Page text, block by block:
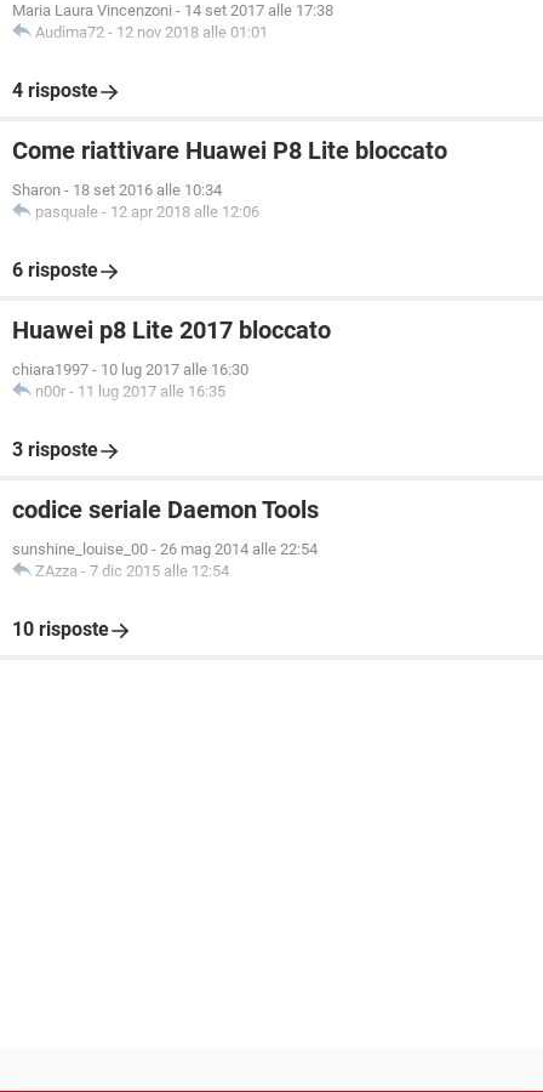
Maria Laura Vincenzoni - 14 set 2017 alle 17:38
Audima72 - 12 nov 2018 alle 01:01
4 risposte
Come riattivare Huawei P8 Lite bloccato
Sharon - 18 set 2016 alle 10:34
pasquale - 12 apr 2018 alle 12:06
6 risposte
Huawei p8 Lite 2017 bloccato
chiara1997 - 10 lug 2017 alle 16:30
n00r - 11 lug 2017 alle 16:35
3 risposte
codice seriale Daemon Tools
sunshine_louise_00 - 26 mag 2014 alle 22:54
ZAzza - 7 dic 2015 alle 12:54
10 risposte